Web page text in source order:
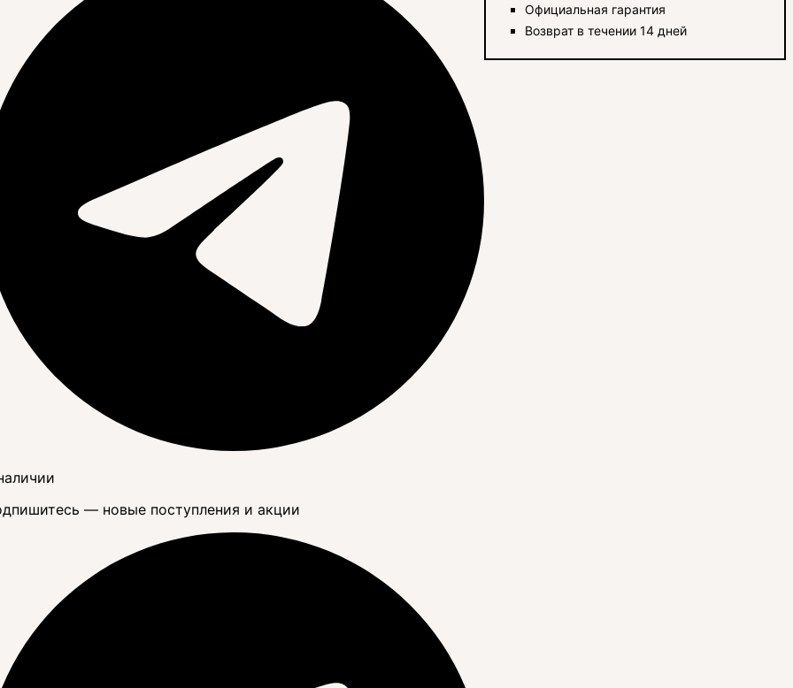
— новые поступления и акции
Официальная гарантия
Возврат в течении 14 дней